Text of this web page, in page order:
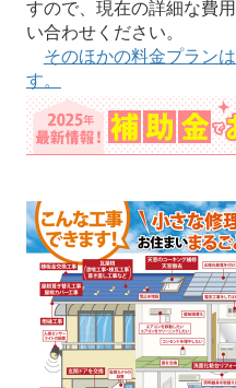
すので、現在の詳細な費
い合わせください。
そのほかの料金プラン
す。